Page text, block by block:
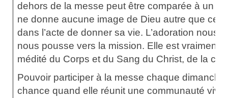
dehors de la messe peut être comparée à un
ne donne aucune image de Dieu autre que
dans l’acte de donner sa vie. L’adoration nous
nous pousse vers la mission. Elle est vraiment
médité du Corps et du Sang du Christ, de la
Pouvoir participer à la messe chaque dimanche
chance quand elle réunit une communauté